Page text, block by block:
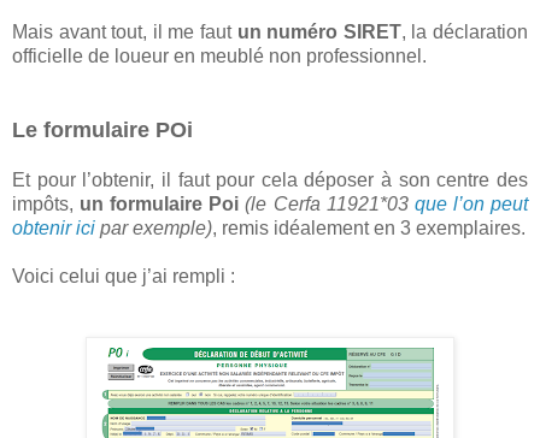
Mais avant tout, il me faut un numéro SIRET, la déclaration
officielle de loueur en meublé non professionnel.
Le formulaire POi
Et pour l’obtenir, il faut pour cela déposer à son centre des
impôts, un formulaire Poi (le Cerfa 11921*03 que l’on peut
obtenir ici par exemple), remis idéalement en 3 exemplaires.
Voici celui que j’ai rempli :